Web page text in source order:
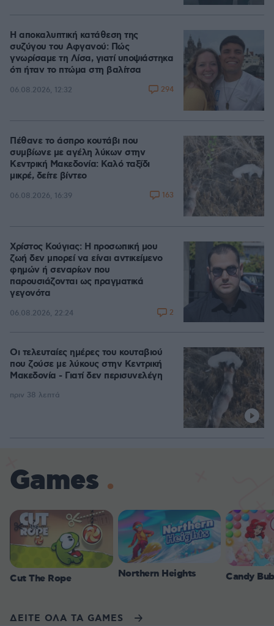
Η αποκαλυπτική κατάθεση της
συζύγου του Αφγανού: Πώς
γνωρίσαμε τη Λίσα, γιατί υποψιάστηκα
ότι ήταν το πτώμα στη βαλίτσα
06.08.2026, 12:32 294
Πέθανε το άσπρο κουτάβι που
συμβίωνε με αγέλη λύκων στην
Κεντρική Μακεδονία: Καλό ταξίδι
μικρέ, δείτε βίντεο
06.08.2026, 16:39 163
Χρίστος Κούγιας: Η προσωπική μου
ζωή δεν μπορεί να είναι αντικείμενο
φημών ή σεναρίων που
παρουσιάζονται ως πραγματικά
γεγονότα
06.08.2026, 22:24 2
Οι τελευταίες ημέρες του κουταβιού
που ζούσε με λύκους στην Κεντρική
Μακεδονία - Γιατί δεν περισυνελέγη
πριν 38 λεπτά
Games
Cut The Rope Northern Heights Candy
ΔΕΙΤΕ ΟΛΑ ΤΑ GAMES